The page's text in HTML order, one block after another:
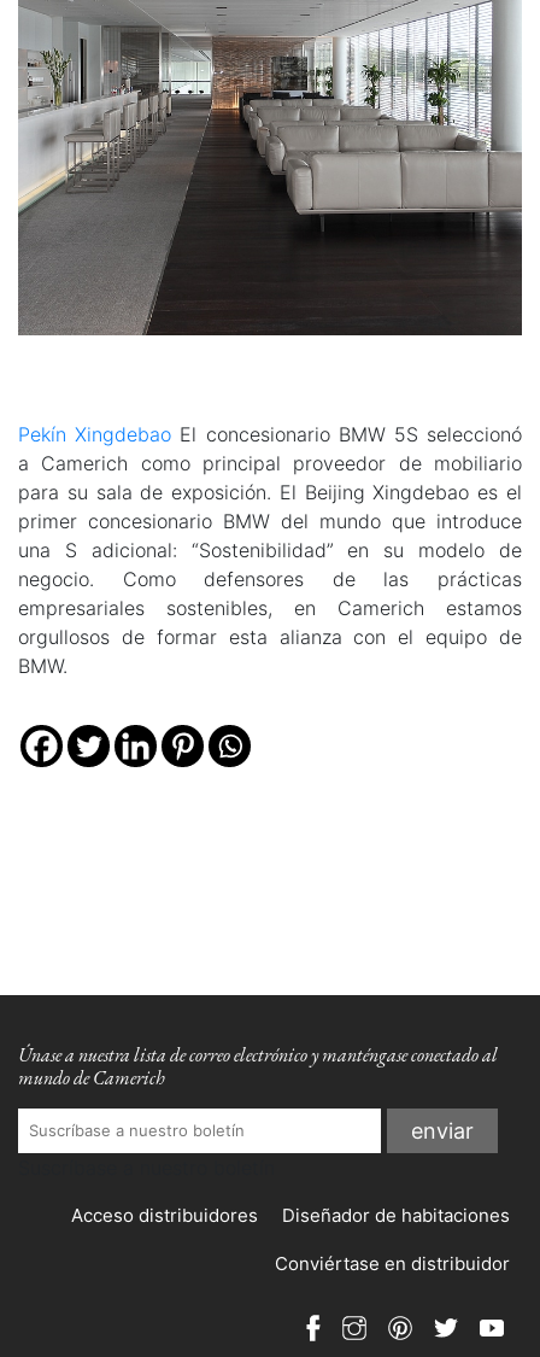
Pekín Xingdebao El concesionario BMW 5S seleccionó
a Camerich como principal proveedor de mobiliario
para su sala de exposición. El Beijing Xingdebao es el
primer concesionario BMW del mundo que introduce
una S adicional: “Sostenibilidad” en su modelo de
negocio. Como defensores de las prácticas
empresariales sostenibles, en Camerich estamos
orgullosos de formar esta alianza con el equipo de
BMW.
Únase a nuestra lista de correo electrónico y manténgase conectado al
mundo de Camerich
Acceso distribuidores Diseñador de habitaciones
Conviértase en distribuidor